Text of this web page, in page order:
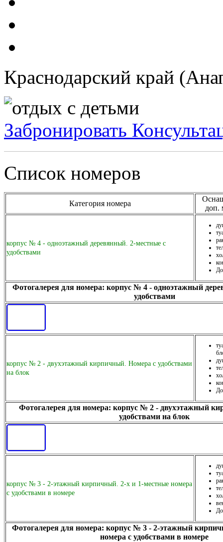
Краснодарский край
Забронировать
Список номеров
Категория номера
доп.
корпус № 4 - одноэтажный деревянный. 2-местные с
удобствами
Фотогалерея для номера: корпус № 4 - одноэтажный
удобствами
корпус № 2 - двухэтажный кирпичный. Номера с удобствами
на блок
Фотогалерея для номера: корпус № 2 - двухэтажный
удобствами на блок
корпус № 3 - 2-этажный кирпичный. 2-х и 1-местные номера
с удобствами в номере
Фотогалерея для номера: корпус № 3 - 2-этажный
номера с удобствами в номере